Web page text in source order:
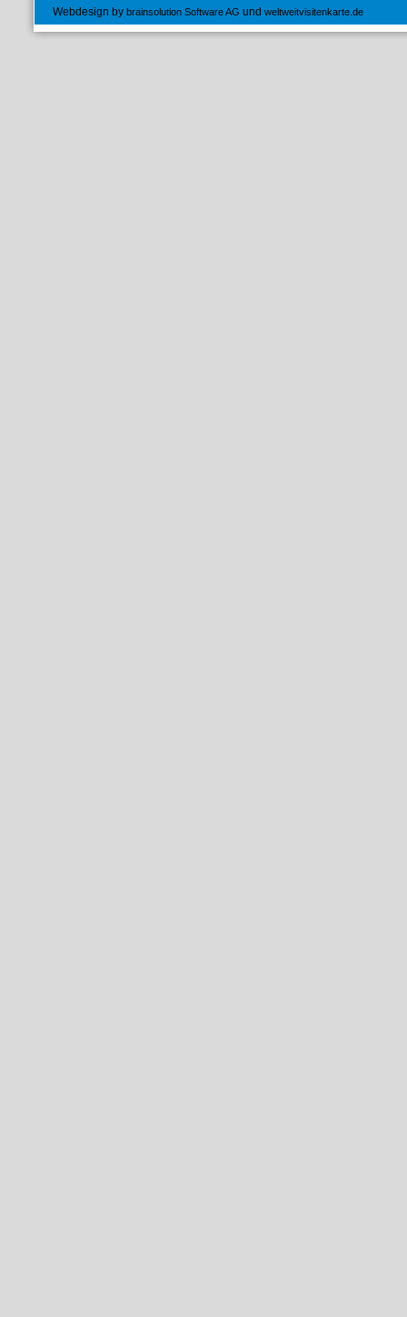
Webdesign by brainsolution Software AG und weltweitvisitenkarte.de